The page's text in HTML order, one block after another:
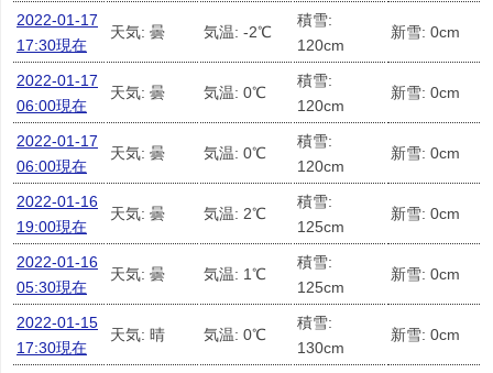
2022-01-17
17:30現在
天気: 曇 気温: -2℃
積雪:
120cm
新雪: 0cm
2022-01-17
06:00現在
天気: 曇 気温: 0℃
積雪:
120cm
新雪: 0cm
2022-01-17
06:00現在
天気: 曇 気温: 0℃
積雪:
120cm
新雪: 0cm
2022-01-16
19:00現在
天気: 曇 気温: 2℃
積雪:
125cm
新雪: 0cm
2022-01-16
05:30現在
天気: 曇 気温: 1℃
積雪:
125cm
新雪: 0cm
2022-01-15
17:30現在
天気: 晴 気温: 0℃
積雪:
130cm
新雪: 0cm